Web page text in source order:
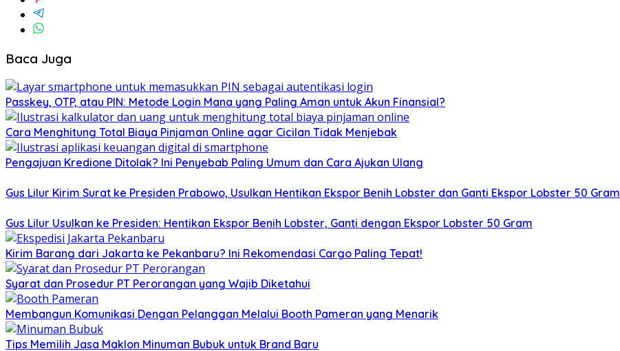
Baca Juga
Passkey, OTP, atau PIN: Metode Login Mana yang Paling Aman untuk Akun Finansial?
Cara Menghitung Total Biaya Pinjaman Online agar Cicilan Tidak Menjebak
Pengajuan Kredione Ditolak? Ini Penyebab Paling Umum dan Cara Ajukan Ulang
Gus Lilur Kirim Surat ke Presiden Prabowo, Usulkan Hentikan Ekspor Benih Lobster dan Ganti Ekspor Lobster 50 Gram
Gus Lilur Usulkan ke Presiden: Hentikan Ekspor Benih Lobster, Ganti dengan Ekspor Lobster 50 Gram
Kirim Barang dari Jakarta ke Pekanbaru? Ini Rekomendasi Cargo Paling Tepat!
Syarat dan Prosedur PT Perorangan yang Wajib Diketahui
Membangun Komunikasi Dengan Pelanggan Melalui Booth Pameran yang Menarik
Tips Memilih Jasa Maklon Minuman Bubuk untuk Brand Baru